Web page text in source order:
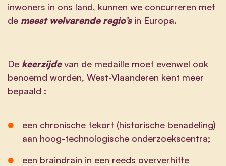
inwoners in ons land, kunnen we concurreren met
de meest welvarende regio’sin Europa.
De keerzijdevan de medaille moet evenwel ook
benoemd worden, West-Vlaanderen kent meer
bepaald :
een chronische tekort (historische benadeling)
aan hoog-technologische onderzoekscentra;
een braindrain in een reeds oververhitte